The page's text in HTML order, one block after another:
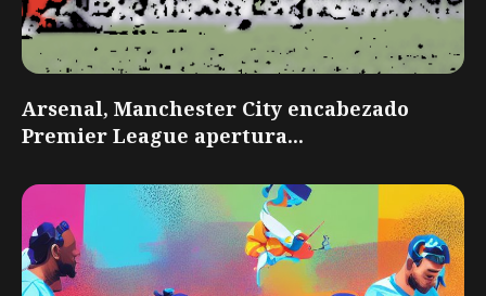
Arsenal, Manchester City encabezado
Premier League apertura...